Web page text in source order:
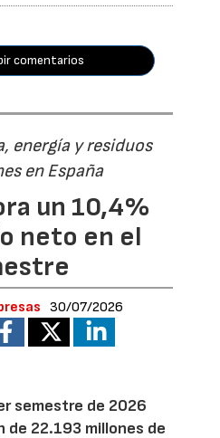
comentarios
energía y residuos
en España
un 10,4%
neto en el
30/07/2026
semestre de 2026
de 22.193 millones de